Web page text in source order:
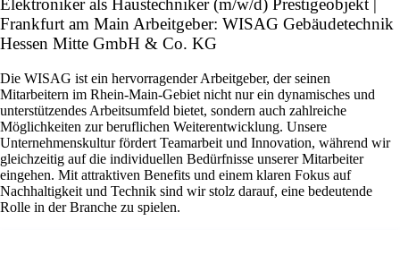
Elektroniker als Haustechniker (m/w/d) Prestigeobjekt |
Frankfurt am Main Arbeitgeber: WISAG Gebäudetechnik
Hessen Mitte GmbH & Co. KG
Die WISAG ist ein hervorragender Arbeitgeber, der seinen
Mitarbeitern im Rhein-Main-Gebiet nicht nur ein dynamisches und
unterstützendes Arbeitsumfeld bietet, sondern auch zahlreiche
Möglichkeiten zur beruflichen Weiterentwicklung. Unsere
Unternehmenskultur fördert Teamarbeit und Innovation, während wir
gleichzeitig auf die individuellen Bedürfnisse unserer Mitarbeiter
eingehen. Mit attraktiven Benefits und einem klaren Fokus auf
Nachhaltigkeit und Technik sind wir stolz darauf, eine bedeutende
Rolle in der Branche zu spielen.